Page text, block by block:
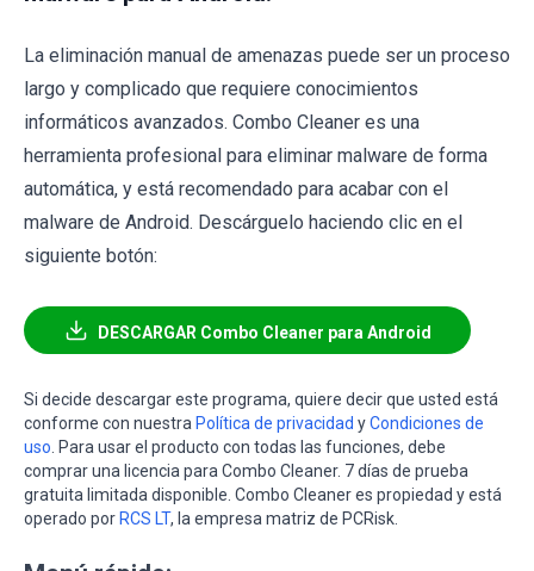
La eliminación manual de amenazas puede ser un proceso
largo y complicado que requiere conocimientos
informáticos avanzados. Combo Cleaner es una
herramienta profesional para eliminar malware de forma
automática, y está recomendado para acabar con el
malware de Android. Descárguelo haciendo clic en el
siguiente botón:
DESCARGAR Combo Cleaner para Android
Si decide descargar este programa, quiere decir que usted está
conforme con nuestra Política de privacidad yCondiciones de
uso . Para usar el producto con todas las funciones, debe
comprar una licencia para Combo Cleaner. 7 días de prueba
gratuita limitada disponible. Combo Cleaner es propiedad y está
operado por RCS LT, la empresa matriz de PCRisk.